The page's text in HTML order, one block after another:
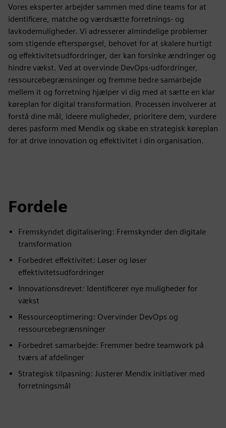
Vores eksperter arbejder sammen med dine teams for at
identificere, matche og værdsætte forretnings- og
lavkodemuligheder. Vi adresserer almindelige problemer
som stigende efterspørgsel, behovet for at skalere hurtigt
og effektivitetsudfordringer, der kan forsinke ændringer og
hindre vækst. Ved at overvinde DevOps-udfordringer,
ressourcebegrænsninger og fremme bedre samarbejde
mellem it og forretning hjælper vi dig med at sætte en klar
køreplan for digital transformation. Processen involverer at
forstå dine mål, ideere muligheder, prioritere dem, vurdere
deres pasform med Mendix og skabe en strategisk køreplan
for at drive innovation og effektivitet i din organisation.
Fordele
Fremskyndet digitalisering: Fremskynder den digitale
transformation
Forbedret effektivitet: Løser og løser
effektivitetsudfordringer
Innovationsdrevet: Identificerer nye muligheder for
vækst
Ressourceoptimering: Overvinder DevOps og
ressourcebegrænsninger
Forbedret samarbejde: Fremmer bedre teamwork på
tværs af afdelinger
Strategisk tilpasning: Justerer Mendix initiativer med
forretningsmål